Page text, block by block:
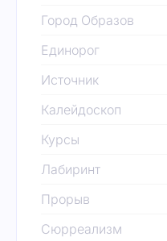
Город Образов
Единорог
Источник
Калейдоскоп
Курсы
Лабиринт
Прорыв
Сюрреализм